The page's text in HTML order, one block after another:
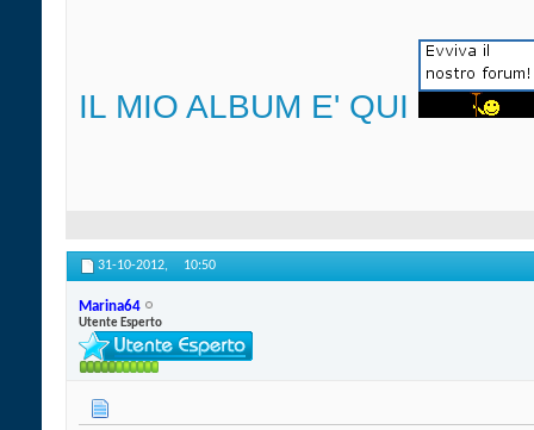
IL MIO ALBUM E' QUI
31-10-2012, 10:50
Marina64
Utente Esperto